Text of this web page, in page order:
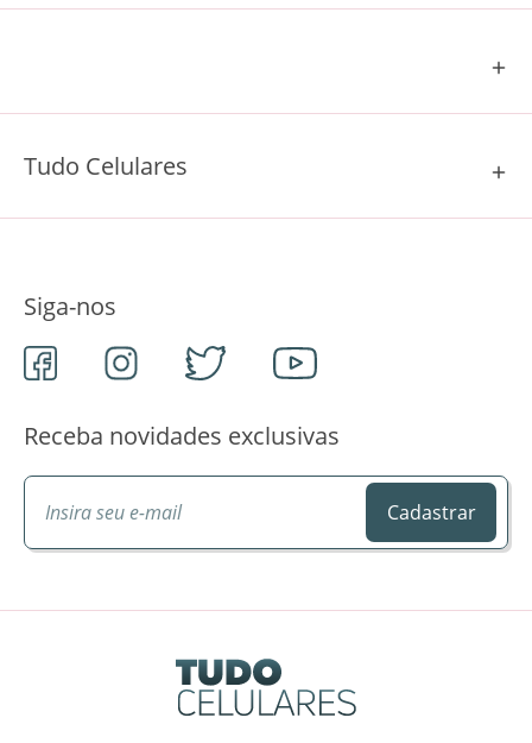
Tudo Celulares
Siga-nos
Receba novidades exclusivas
Cadastrar